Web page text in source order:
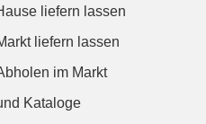
liefern lassen
liefern lassen
im Markt
Kataloge